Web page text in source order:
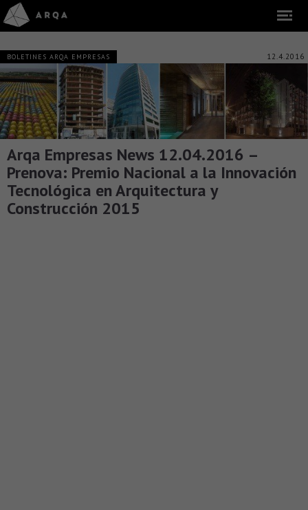
BOLETINES ARQA EMPRESAS 12.4.2016
Arqa Empresas News 12.04.2016 –
Prenova: Premio Nacional a la Innovación
Tecnológica en Arquitectura y
Construcción 2015